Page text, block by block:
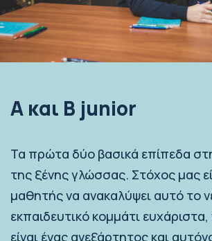
A και Β junior
Τα πρώτα δύο βασικά επίπεδα
της ξένης γλώσσας. Στόχος μας
μαθητής να ανακαλύψει αυτό το
εκπαιδευτικό κομμάτι
είναι ένας ανεξάρτητος και